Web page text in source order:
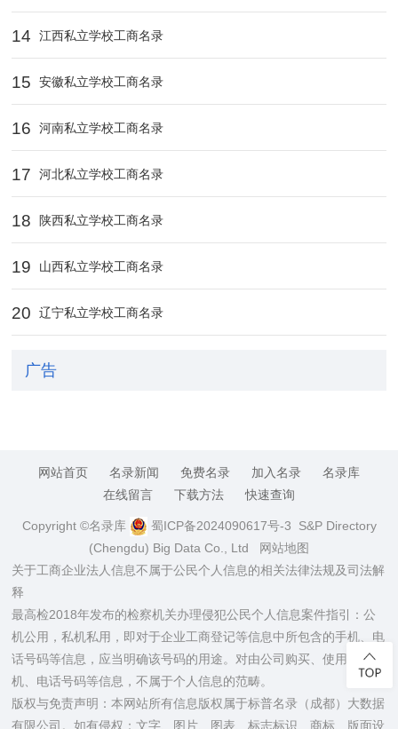
14 江西私立学校工商名录
15 安徽私立学校工商名录
16 河南私立学校工商名录
17 河北私立学校工商名录
18 陕西私立学校工商名录
19 山西私立学校工商名录
20 辽宁私立学校工商名录
广告
网站首页 名录新闻 免费名录 加入名录
名录库
在线留言
下载方法 快速查询
Copyright ©名录库 蜀ICP备2024090617号-3 S&P Directory
(Chengdu) Big Data Co., Ltd
网站地图
关于工商企业法人信息不属于公民个人信息的相关法律法规及司法解
释
最高检2018年发布的检察机关办理侵犯公民个人信息案件指引：公
机公用，私机私用，即对于企业工商登记等信息中所包含的手机、电
话号码等信息，应当明确该号码的用途。对由公司购买、使用的手
机、电话号码等信息，不属于个人信息的范畴。
版权与免责声明：本网站所有信息版权属于标普名录（成都）大数据
有限公司。如有侵权：文字、图片、图表、标志标识、商标、版面设